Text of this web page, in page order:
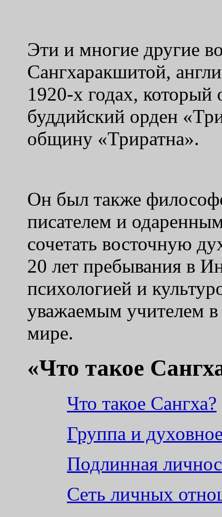
Эти и многие другие
Сангхаракшитой,
1920-х годах,
буддийский орден
общину «Триратна».
Он был также
писателем и
сочетать восточную
20 лет пребывания в
психологией и
уважаемым учителем
мире.
«Что такое
Что такое Сангха?
Группа и
Подлинная
Сеть личных